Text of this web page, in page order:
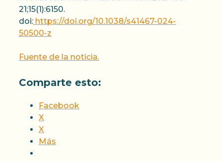
21;15(1):6150.
doi: https://doi.org/10.1038/s41467-024-
50500-z
Fuente de la noticia.
Comparte esto:
Facebook
X
X
Más